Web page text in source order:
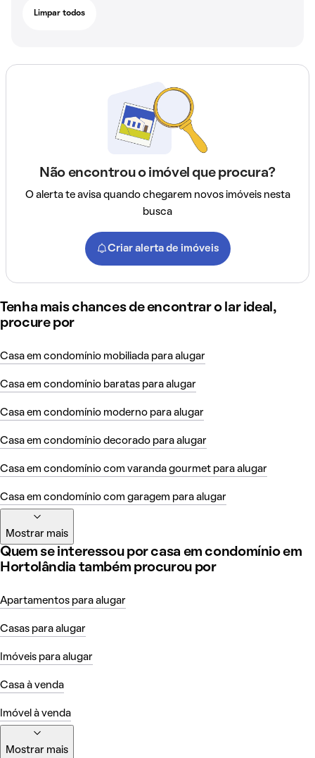
Limpar todos
Não encontrou o imóvel que procura?
O alerta te avisa quando chegarem novos imóveis nesta
busca
Criar alerta de imóveis
Tenha mais chances de encontrar o lar ideal,
procure por
Casa em condomínio mobiliada para alugar
Casa em condomínio baratas para alugar
Casa em condomínio moderno para alugar
Casa em condomínio decorado para alugar
Casa em condomínio com varanda gourmet para alugar
Casa em condomínio com garagem para alugar
Mostrar mais
Quem se interessou por casa em condomínio em
Hortolândia também procurou por
Apartamentos para alugar
Casas para alugar
Imóveis para alugar
Casa à venda
Imóvel à venda
Mostrar mais